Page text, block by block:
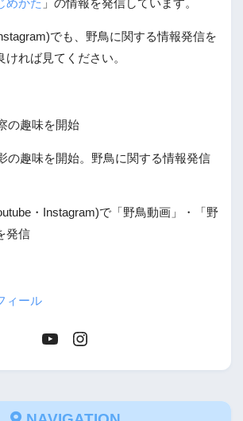
めかた 」の情報を発信しています。
でも、野鳥に関する情報発信を
ければ見てください。
の趣味を開始
の趣味を開始。野鳥に関する情報発信
・Instagram)で「野鳥動画」・「野
発信
ィール